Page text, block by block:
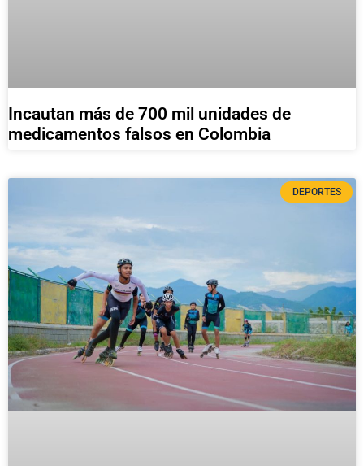
Incautan más de 700 mil unidades de
medicamentos falsos en Colombia
DEPORTES